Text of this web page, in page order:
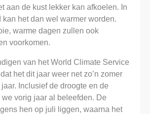
aan de kust lekker kan afkoelen. In
kan het dan wel warmer worden.
warme dagen zullen ook
voorkomen.
van het World Climate Service
het dit jaar weer net zo’n zomer
Inclusief de droogte en de
vorig jaar al beleefden. De
hen op juli liggen, waarna het